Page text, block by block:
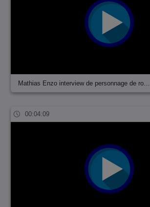
Mathias Enzo interview de personnage de ro…
00:04:09